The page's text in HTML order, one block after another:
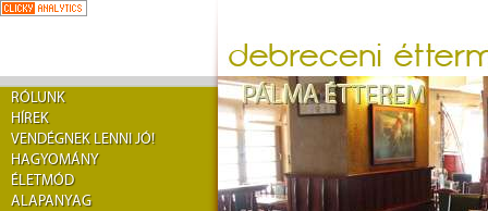
RÓLUNK
HÍREK
VENDÉGNEK LENNI JÓ!
HAGYOMÁNY
ÉLETMÓD
ALAPANYAG